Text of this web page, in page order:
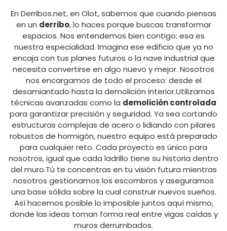
En Derribos.net, en Olot, sabemos que cuando piensas
en un derribo, lo haces porque buscas transformar
espacios. Nos entendemos bien contigo: esa es
nuestra especialidad. Imagina ese edificio que ya no
encaja con tus planes futuros o la nave industrial que
necesita convertirse en algo nuevo y mejor. Nosotros
nos encargamos de todo el proceso: desde el
desamiantado hasta la demolición interior.Utilizamos
técnicas avanzadas como la demolición controlada
para garantizar precisión y seguridad. Ya sea cortando
estructuras complejas de acero o lidiando con pilares
robustos de hormigón, nuestro equipo está preparado
para cualquier reto. Cada proyecto es único para
nosotros, igual que cada ladrillo tiene su historia dentro
del muro.Tú te concentras en tu visión futura mientras
nosotros gestionamos los escombros y aseguramos
una base sólida sobre la cual construir nuevos sueños.
Así hacemos posible lo imposible juntos aquí mismo,
donde las ideas toman forma real entre vigas caídas y
muros derrumbados.